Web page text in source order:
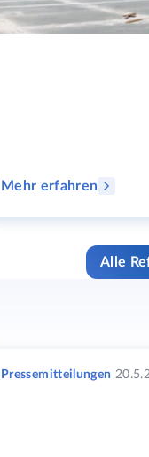
Mehr erfahren
Alle
Pressemitteilungen